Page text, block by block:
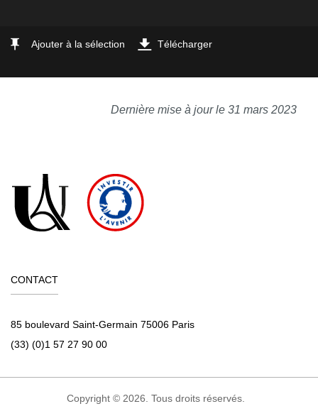
Ajouter à la sélection Télécharger
Dernière mise à jour le 31 mars 2023
CONTACT
85 boulevard Saint-Germain 75006 Paris
(33) (0)1 57 27 90 00
Copyright © 2026. Tous droits réservés.